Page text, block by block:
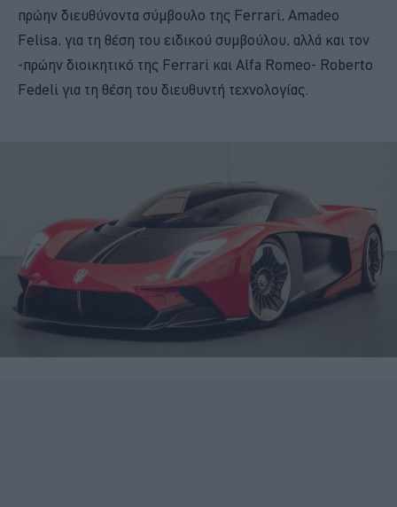
πρώην διευθύνοντα σύμβουλο της Ferrari, Amadeo
Felisa, για τη θέση του ειδικού συμβούλου, αλλά και τον
-πρώην διοικητικό της Ferrari και Alfa Romeo- Roberto
Fedeli για τη θέση του διευθυντή τεχνολογίας.